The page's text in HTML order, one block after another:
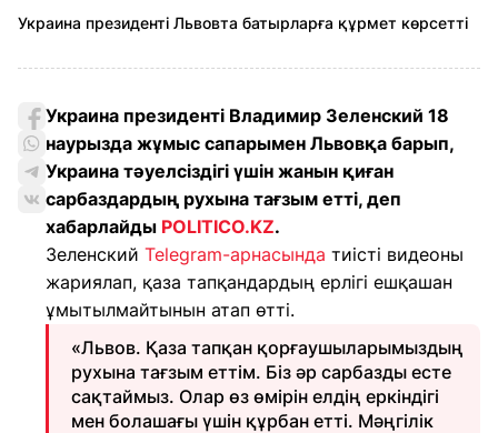
Украина президенті Львовта батырларға құрмет көрсетті
Украина президенті Владимир Зеленский 18
наурызда жұмыс сапарымен Львовқа барып,
Украина тәуелсіздігі үшін жанын қиған
сарбаздардың рухына тағзым етті, деп
хабарлайды POLITICO.KZ.
Зеленский Telegram-арнасында тиісті видеоны
жариялап, қаза тапқандардың ерлігі ешқашан
ұмытылмайтынын атап өтті.
«Львов. Қаза тапқан қорғаушыларымыздың
рухына тағзым еттім. Біз әр сарбазды есте
сақтаймыз. Олар өз өмірін елдің еркіндігі
мен болашағы үшін құрбан етті. Мәңгілік